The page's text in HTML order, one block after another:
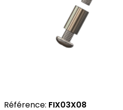
Référence: FIX03X08